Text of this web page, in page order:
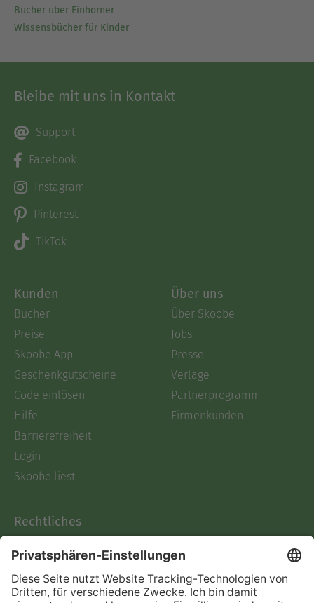
Bücher über Einhörner
Wissensbücher für Kinder
Bleibe mit uns in Kontakt
Support
Facebook
Instagram
Pinterest
TikTok
Kunden
Bücher
Preise
Skoobe App
Geschenkgutscheine
Code einlösen
Hilfe
Barrierefreiheit
Login
Skoobe liest
Über uns
Über Skoobe
Jobs
Presse
Verlage
Partnerprogramm
Firmenkunden
Rechtliches
AGB
Informationen nach Data
Act